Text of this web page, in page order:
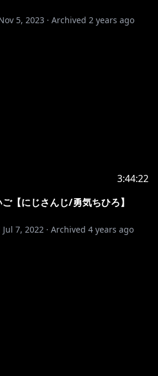
5, 2023 · Archived 2 years ago
3:44:22
ご【にじさんじ/勇気ちひろ】
Jul 7, 2022 · Archived 4 years ago